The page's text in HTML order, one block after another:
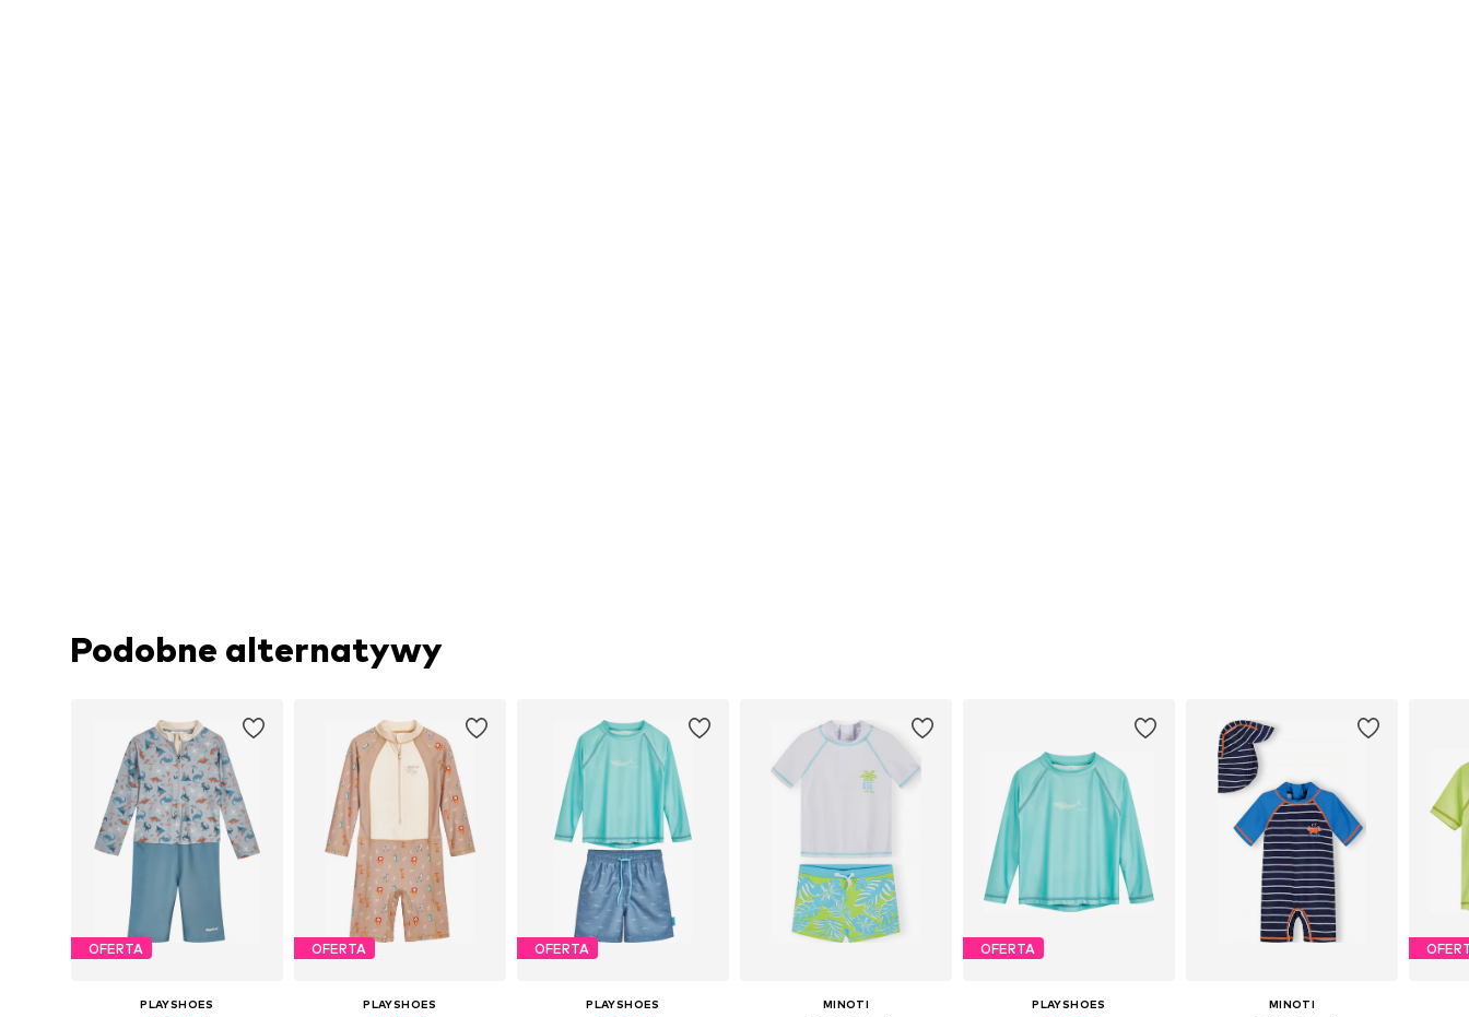
Podobne alternatywy
OFERTA
PLAYSHOES
OFERTA
PLAYSHOES
OFERTA
PLAYSHOES MINOTI
OFERTA
PLAYSHOES MINOTI